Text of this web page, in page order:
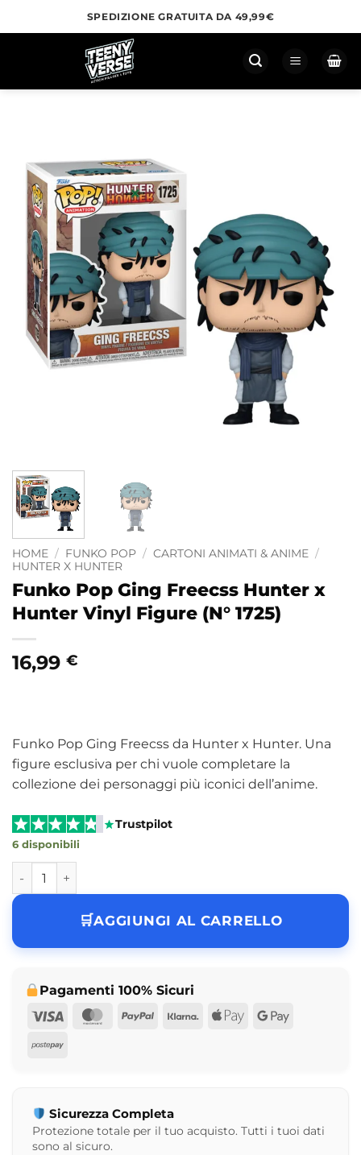
ai
SPEDIZIONE GRATUITA DA 49,99€
HOME / FUNKO POP / CARTONI ANIMATI & ANIME /
HUNTER X HUNTER
Funko Pop Ging Freecss Hunter x
Hunter Vinyl Figure (N° 1725)
16,99 €
Funko Pop Ging Freecss da Hunter x Hunter. Una
figure esclusiva per chi vuole completare la
collezione dei personaggi più iconici dell’anime.
Trustpilot
6 disponibili
Funko Pop Ging Freecss Hunter x Hunter Vinyl Figure (N°
AGGIUNGI AL CARRELLO
Pagamenti 100% Sicuri
Visa
MasterCard
PayPalKlarna Apple Google
Postepay
Sicurezza Completa
Protezione totale per il tuo acquisto. Tutti i tuoi dati
sono al sicuro.